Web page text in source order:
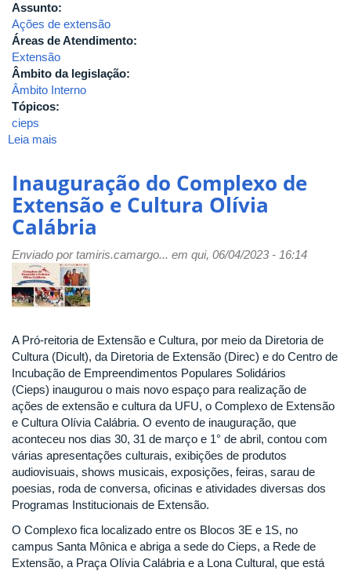
Assunto:
Ações de extensão
Áreas de Atendimento:
Extensão
Âmbito da legislação:
Âmbito Interno
Tópicos:
cieps
Leia mais
RESOLUÇÃO
SEI
Nº
63/2023,
CONSEX
-
Estabelece
regras
de
do
Centro
de
Incubação
de
Empreendimentos
Populares
Solidários
-
CIEPS,
e
outras
providências.
Inauguração do Complexo de
Extensão e Cultura Olívia
Calábria
Enviado portamiris.camargo... em qui, 06/04/2023 - 16:14
A Pró-reitoria de Extensão e Cultura, por meio da Diretoria de
Cultura (Dicult), da Diretoria de Extensão (Direc) e do Centro de
Incubação de Empreendimentos Populares Solidários
(Cieps) inaugurou o mais novo espaço para realização de
ações de extensão e cultura da UFU, o Complexo de Extensão
e Cultura Olívia Calábria. O evento de inauguração, que
aconteceu nos dias 30, 31 de março e 1° de abril, contou com
várias apresentações culturais, exibições de produtos
audiovisuais, shows musicais, exposições, feiras, sarau de
poesias, roda de conversa, oficinas e atividades diversas dos
Programas Institucionais de Extensão.
O Complexo fica localizado entre os Blocos 3E e 1S, no
campus Santa Mônica e abriga a sede do Cieps, a Rede de
Extensão, a Praça Olívia Calábria e a Lona Cultural, que está